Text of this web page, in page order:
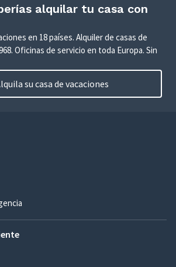
alquilar tu casa con
en 18 países. Alquiler de casas de
Oficinas de servicio en toda Europa. Sin
su casa de vacaciones